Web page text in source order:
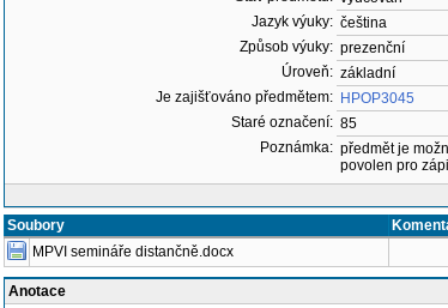
Jazyk výuky: čeština
Způsob výuky: prezenční
Úroveň: základní
Je zajišťováno předmětem: HPOP3045
Staré označení: 85
Poznámka: předmět je
povolen pro
Soubory
MPVI semináře distančně.docx
Anotace